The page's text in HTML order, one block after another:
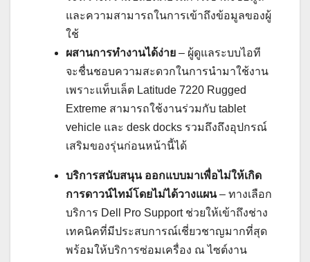
และความสามารถในการเข้าถึงข้อมูลของผู้
ใช้
ผสานการทำงานได้ง่าย – ผู้ดูแลระบบไอที
จะชื่นชอบความสะดวกในการนำมาใช้งาน
เพราะแท็บเล็ต Latitude 7220 Rugged
Extreme สามารถใช้งานร่วมกับ tablet
vehicle และ desk docks รวมถึงถึงอุปกรณ์
เสริมของรุ่นก่อนหน้านี้ได้
บริการสนับสนุน ออกแบบมาเพื่อไม่ให้เกิด
การดาวน์ไทม์โดยไม่ได้วางแผน– ทางเลือก
บริการ Dell Pro Support ช่วยให้เข้าถึงช่าง
เทคนิคที่มีประสบการณ์เชี่ยวชาญมากที่สุด
พร้อมให้บริการซ่อมเครื่อง ณ ไซต์งาน